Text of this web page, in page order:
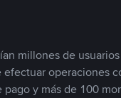
millones de
operaciones
y más de 100